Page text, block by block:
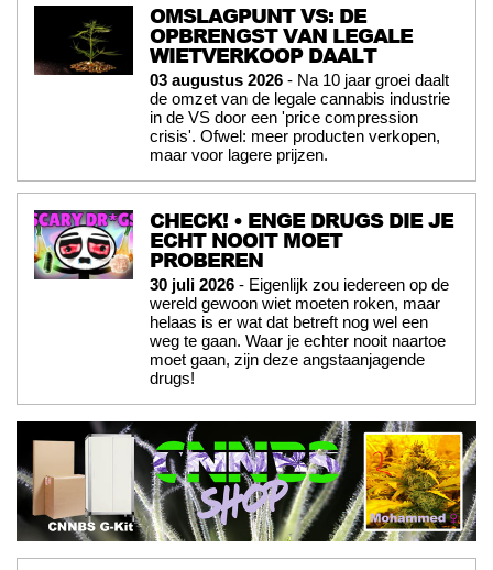
OMSLAGPUNT VS: DE
OPBRENGST VAN LEGALE
WIETVERKOOP DAALT
03 augustus 2026 - Na 10 jaar groei daalt
de omzet van de legale cannabis industrie
in de VS door een 'price compression
crisis'. Ofwel: meer producten verkopen,
maar voor lagere prijzen.
CHECK! • ENGE DRUGS DIE JE
ECHT NOOIT MOET
PROBEREN
30 juli 2026 - Eigenlijk zou iedereen op de
wereld gewoon wiet moeten roken, maar
helaas is er wat dat betreft nog wel een
weg te gaan. Waar je echter nooit naartoe
moet gaan, zijn deze angstaanjagende
drugs!